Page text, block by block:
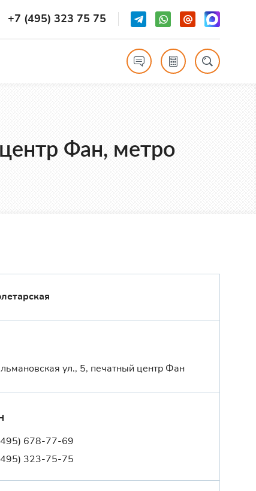
+7 (495) 323 75 75
Фан, метро
ул., 5, печатный центр Фан
678-77-69
323-75-75